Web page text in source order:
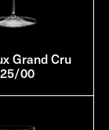
Grand Cru
00